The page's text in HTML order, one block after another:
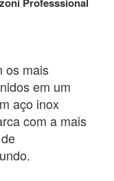
os mais
em um
aço inox
com a mais